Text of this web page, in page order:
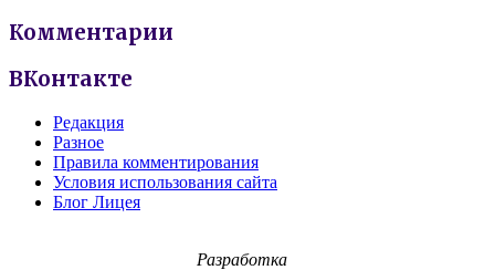
Комментарии
ВКонтакте
Редакция
Разное
Правила комментирования
Условия использования сайта
Блог Лицея
Разработка